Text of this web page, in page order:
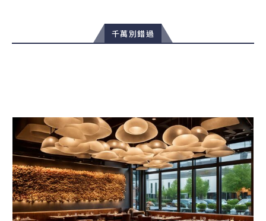
千萬別錯過